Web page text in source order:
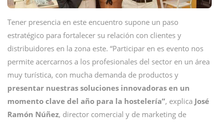
Tener presencia en este encuentro supone un paso
estratégico para fortalecer su relación con clientes y
distribuidores en la zona este. “Participar en es evento nos
permite acercarnos a los profesionales del sector en un área
muy turística, con mucha demanda de productos y
presentar nuestras soluciones innovadoras en un
momento clave del año para la hostelería”, explica José
Ramón Núñez, director comercial y de marketing de